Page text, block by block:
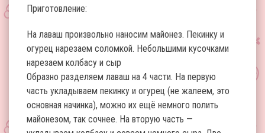
Приготовление:
На лаваш произвольно наносим майонез. Пекинку и
огурец нарезаем соломкой. Небольшими кусочками
нарезаем колбасу и сыр
Образно разделяем лаваш на 4 части. На первую
часть укладываем пекинку и огурец (не жалеем, это
основная начинка), можно их ещё немного полить
майонезом, так сочнее. На вторую часть —